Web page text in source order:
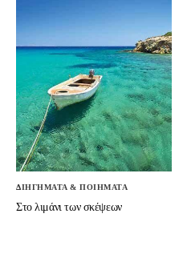
ΔΙΗΓΗΜΑΤΑ & ΠΟΙΗΜΑΤΑ
Στο λιμάνι των σκέψεων